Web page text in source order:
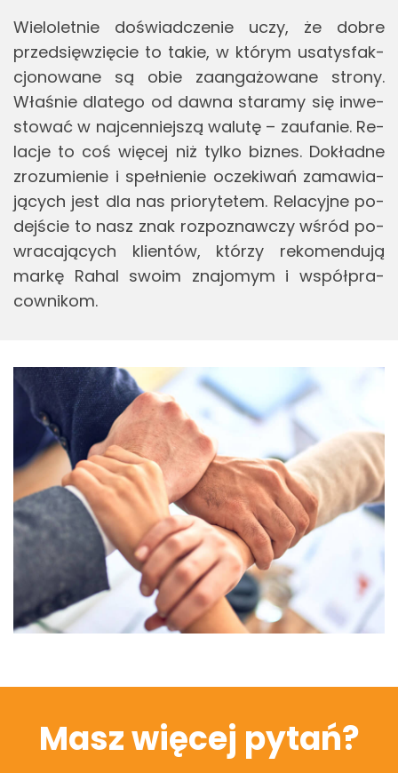
Wie­lo­let­nie do­świad­cze­nie uczy, że dobre
przed­się­wzię­cie to takie, w któ­rym usa­tys­fak­
cjo­no­wa­ne są obie za­an­ga­żo­wa­ne stro­ny.
Wła­śnie dla­te­go od dawna sta­ra­my się in­we­
sto­wać w naj­cen­niej­szą wa­lu­tę – za­ufa­nie. Re­
la­cje to coś wię­cej niż tylko biz­nes. Do­kład­ne
zro­zu­mie­nie i speł­nie­nie ocze­ki­wań za­ma­wia­
ją­cych jest dla nas prio­ry­te­tem. Re­la­cyj­ne po­
dej­ście to nasz znak roz­po­znaw­czy wśród po­
wra­ca­ją­cych klien­tów, któ­rzy re­ko­men­du­ją
markę Rahal swoim zna­jo­mym i współ­pra­
cow­ni­kom.
Masz więcej pytań?